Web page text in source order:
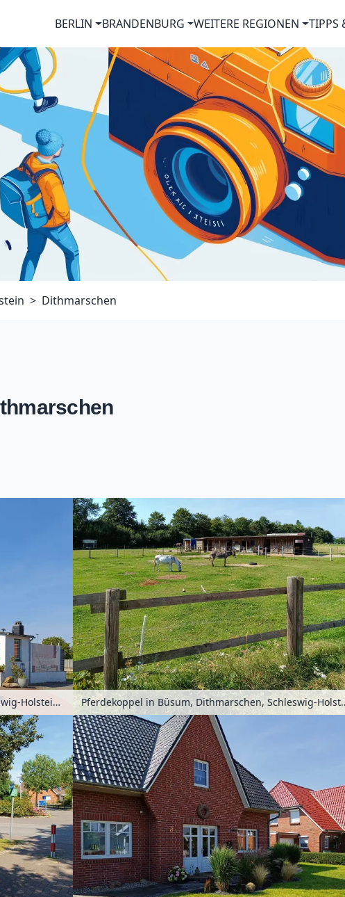
BERLIN BRANDENBURG WEITERE REGIONEN TIPPS
Dithmarschen
Windmühle in Büsum, Dithmarschen, Schleswig-Holstein, Deutschland Pferdekoppel in